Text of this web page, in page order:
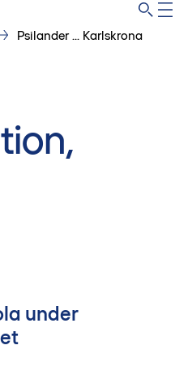
Psilander ... Karlskrona
under